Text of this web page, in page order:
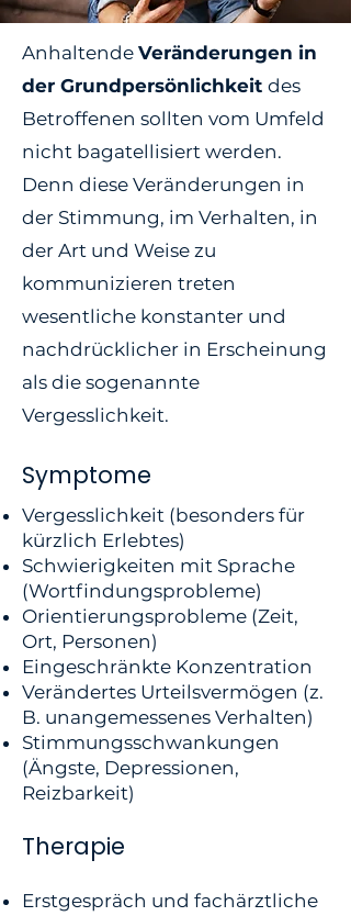
Anhaltende Veränderungen in
der Grundpersönlichkeit des
Betroffenen sollten vom Umfeld
nicht bagatellisiert werden.
Denn diese Veränderungen in
der Stimmung, im Verhalten, in
der Art und Weise zu
kommunizieren treten
wesentliche konstanter und
nachdrücklicher in Erscheinung
als die sogenannte
Vergesslichkeit.
Symptome
Vergesslichkeit (besonders für
kürzlich Erlebtes)
Schwierigkeiten mit Sprache
(Wortfindungsprobleme)
Orientierungsprobleme (Zeit,
Ort, Personen)
Eingeschränkte Konzentration
Verändertes Urteilsvermögen (z.
B. unangemessenes Verhalten)
Stimmungsschwankungen
(Ängste, Depressionen,
Reizbarkeit)
Therapie
Erstgespräch und fachärztliche